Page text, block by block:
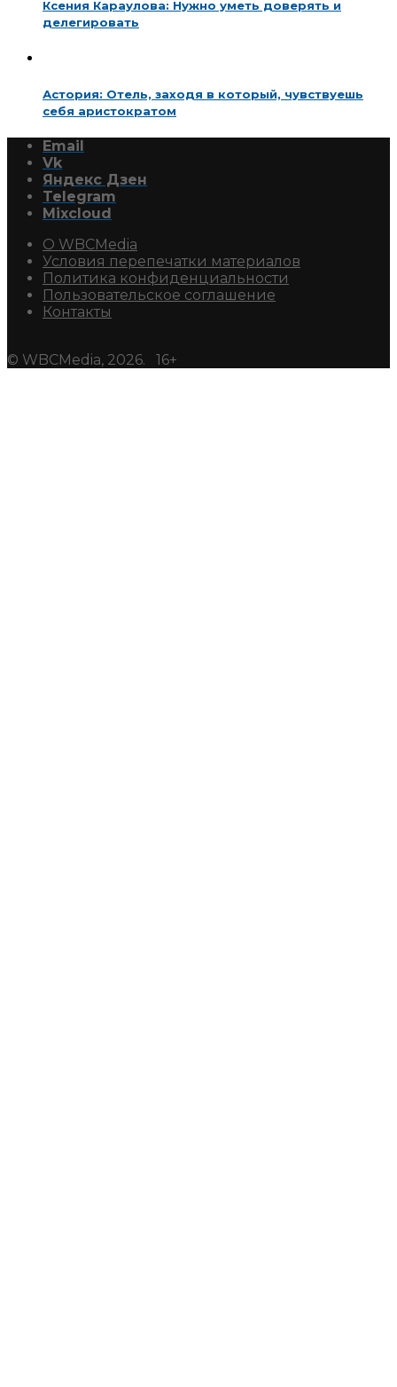
Ксения Караулова: Нужно уметь доверять и
делегировать
Астория: Отель, заходя в который, чувствуешь
себя аристократом
Email
Vk
Яндекс Дзен
Telegram
Mixcloud
О WBCMedia
Условия перепечатки материалов
Политика конфиденциальности
Пользовательское соглашение
Контакты
© WBCMedia, 2026. 16+